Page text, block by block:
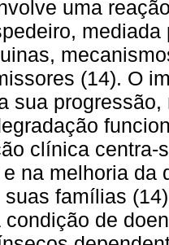
uma
(14). O
sua
clínica centra-
na melhoria da
famílias
condição de